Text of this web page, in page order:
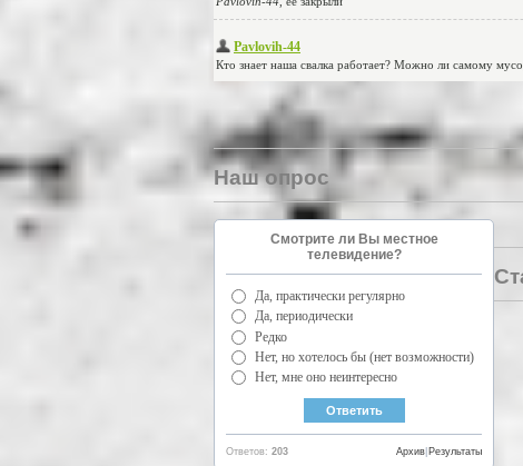
Наш опрос
Смотрите ли Вы местное
телевидение?
Да, практически регулярно
Да, периодически
Редко
Нет, но хотелось бы (нет возможности)
Нет, мне оно неинтересно
Ответов: 203 Результаты
Архив